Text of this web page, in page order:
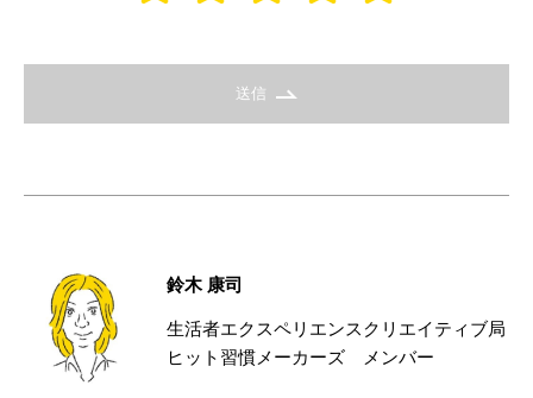
送信
鈴木 康司
生活者エクスペリエンスクリエイティブ局
ヒット習慣メーカーズ メンバー